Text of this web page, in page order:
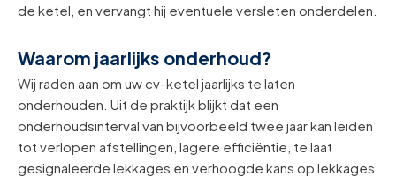
de ketel, en vervangt hij eventuele versleten onderdelen.
Waarom jaarlijks onderhoud?
Wij raden aan om uw cv-ketel jaarlijks te laten
onderhouden. Uit de praktijk blijkt dat een
onderhoudsinterval van bijvoorbeeld twee jaar kan leiden
tot verlopen afstellingen, lagere efficiëntie, te laat
gesignaleerde lekkages en verhoogde kans op lekkages